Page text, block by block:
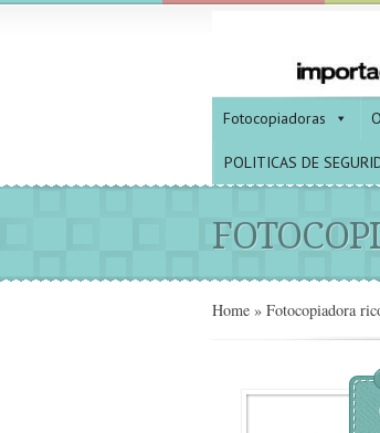
Fotocopiadoras
POLITICAS DE
Home » Fotocopiadora